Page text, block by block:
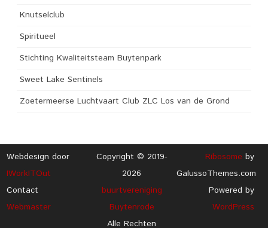
Knutselclub
Spiritueel
Stichting Kwaliteitsteam Buytenpark
Sweet Lake Sentinels
Zoetermeerse Luchtvaart Club ZLC Los van de Grond
Webdesign door
IWorkITOut
Contact
Webmaster
Copyright © 2019-
2026
buurtvereniging
Buytenrode
Alle Rechten
Ribosome by
GalussoThemes.com
Powered by
WordPress